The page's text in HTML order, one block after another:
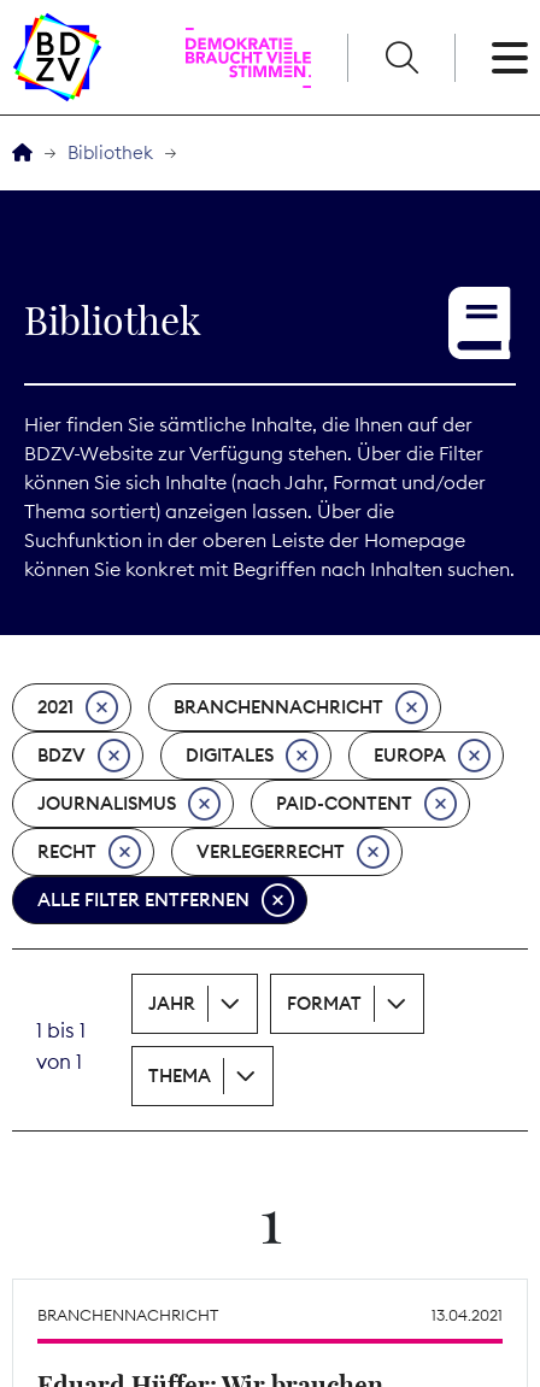
Service
Digitales
Kommunikation
Marktdaten
Nachhaltigkeit
Nachwuchs
Nova Award
Pressefreiheit
Print
Recht
Tarifpolitik
Theodor-Wolff-Preis
Mitgliederbereich
Bibliothek
Bibliothek
Hier finden Sie sämtliche Inhalte, die Ihnen auf der
BDZV-Website zur Verfügung stehen. Über die Filter
können Sie sich Inhalte (nach Jahr, Format und/oder
Thema sortiert) anzeigen lassen. Über die
Suchfunktion in der oberen Leiste der Homepage
können Sie konkret mit Begriffen nach Inhalten suchen.
2021 BRANCHENNACHRICHT
BDZV DIGITALES EUROPA
JOURNALISMUS PAID-CONTENT
RECHT VERLEGERRECHT
ALLE FILTER ENTFERNEN
1 bis 1
von 1
JAHR FORMAT
THEMA
1
BRANCHENNACHRICHT 13.04.2021